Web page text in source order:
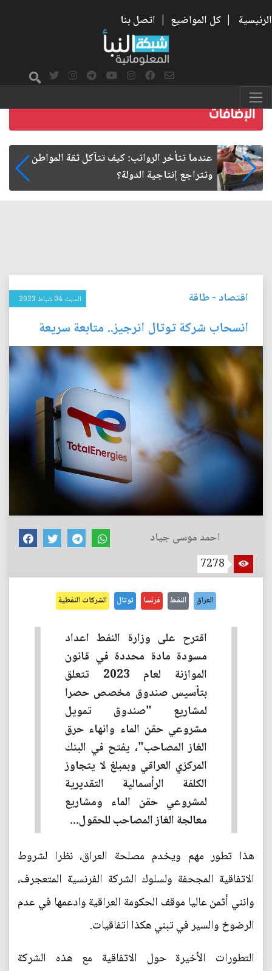
الرئيسية | كل المواضيع | اتصل بنا
صمت الطريق بعد الأربعين
اقتصاد -طاقة السبت 04 شباط 2023
انسحاب شركة توتال انرجيز.. متابعة سريعة
احمد موسى جياد
7278
العراق النفط فرنسا توتال الشركات النفطية
اقترح على وزارة النفط اعداد
مسودة مادة محددة في قانون
الموازنة لعام 2023 تتعلق
بتأسيس صندوق مخصص حصرا
لمشاريع "صندوق تمويل
مشروعي حقن الماء وانهاء حرق
الغاز المصاحب"، يفتح في البنك
المركزي العراقي وبمبلغ لا يتجاوز
الكلفة الرأسمالية التقديرية
لمشروعي حقن الماء ومشاريع
معالجة الغاز المصاحب للحقول...
هذا تطور مهم ويخدم مصلحة العراق، نظرا لشروط
الاتفاقية المجحفة ولسلوك الشركة الفرنسية المتعجرف،
وانني أثمن عاليا موقف الحكومة العراقية وادعمها في عدم
الرضوخ والسير في تبني هكذا اتفاقيات.
التطورات الأخيرة حول الاتفاقية مع هذه الشركة